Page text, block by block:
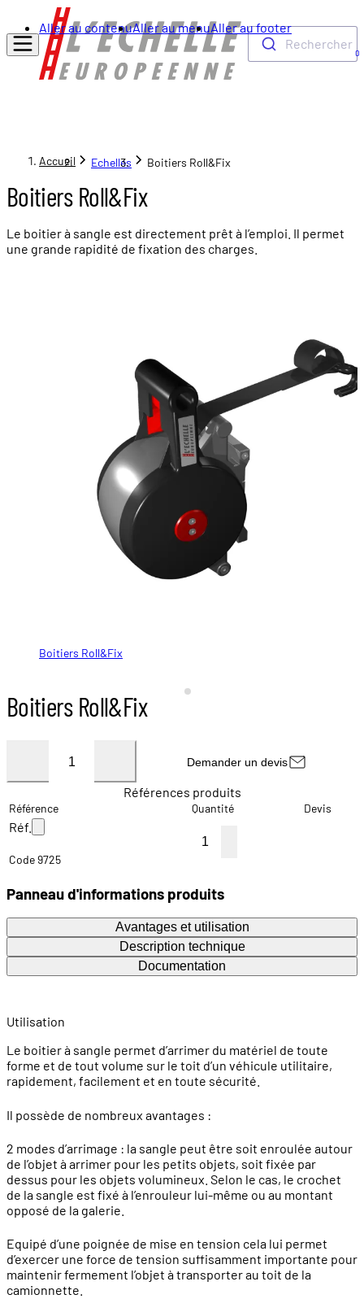
Aller au contenuAller au menuAller au footer
Rechercher
0
Accueil Echelles Boitiers Roll&Fix
Boitiers Roll&Fix
Le boitier à sangle est directement prêt à l’emploi. Il permet
une grande rapidité de fixation des charges.
Boitiers Roll&Fix
Boitiers Roll&Fix
Boitiers Roll&Fix
Demander un devis
Références produits
Référence Quantité Devis
Réf.
Code 9725
Panneau d'informations produits
Avantages et utilisation
Description technique
Documentation
Utilisation
Le boitier à sangle permet d’arrimer du matériel de toute
forme et de tout volume sur le toit d’un véhicule utilitaire,
rapidement, facilement et en toute sécurité.
Il possède de nombreux avantages :
2 modes d’arrimage : la sangle peut être soit enroulée autour
de l’objet à arrimer pour les petits objets, soit fixée par
dessus pour les objets volumineux. Selon le cas, le crochet
de la sangle est fixé à l’enrouleur lui-même ou au montant
opposé de la galerie.
Equipé d’une poignée de mise en tension cela lui permet
d’exercer une force de tension suffisamment importante pour
maintenir fermement l’objet à transporter au toit de la
camionnette.